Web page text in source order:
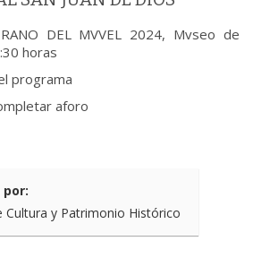
DEL MVVEL 2024, Mvseo de
horas
programa
aforo
por:
Cultura y Patrimonio Histórico